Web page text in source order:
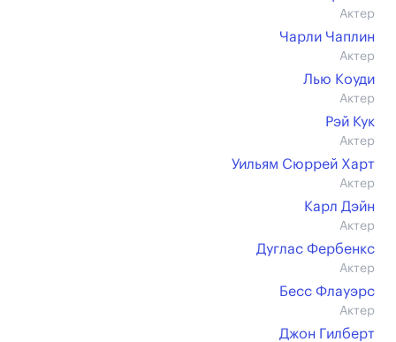
Актер
Чарли Чаплин
Актер
Лью Коуди
Актер
Рэй Кук
Актер
Уильям Сюррей Харт
Актер
Карл Дэйн
Актер
Дуглас Фербенкс
Актер
Бесс Флауэрс
Актер
Джон Гилберт